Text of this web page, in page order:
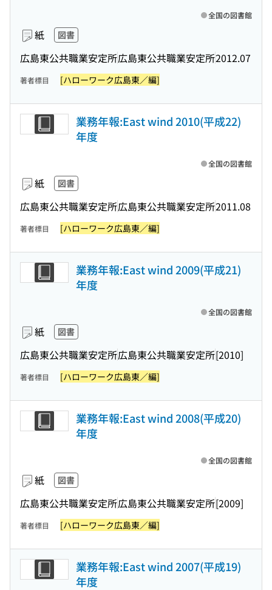
紙 図書
広島東公共職業安定所広島東公共職業安定所2012.07
全国の図書館
著者標目 [ハローワーク広島東／編]
業務年報:East wind 2010(平成22)
年度
紙 図書
広島東公共職業安定所広島東公共職業安定所2011.08
全国の図書館
著者標目 [ハローワーク広島東／編]
業務年報:East wind 2009(平成21)
年度
紙 図書
広島東公共職業安定所広島東公共職業安定所[2010]
全国の図書館
著者標目 [ハローワーク広島東／編]
業務年報:East wind 2008(平成20)
年度
紙 図書
広島東公共職業安定所広島東公共職業安定所[2009]
全国の図書館
著者標目 [ハローワーク広島東／編]
業務年報:East wind 2007(平成19)
年度